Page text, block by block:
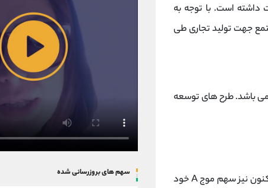
بین المللی تا کنون 98 درصد پیشرفت داشته است. با توجه به
جهت تولید تجاری طی
می باشد. طرح های توسعه
سهم شلرد پس از شکست سقف کانال و پولبک به آن با تقاضا مواجه شده است هم اکنون نیز سهم موج A خود
سهم های بروزرسانی شده